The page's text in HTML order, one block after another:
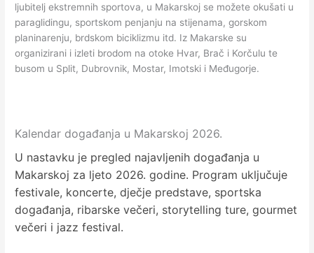
ljubitelj ekstremnih sportova, u Makarskoj se možete okušati u
paraglidingu, sportskom penjanju na stijenama, gorskom
planinarenju, brdskom biciklizmu itd. Iz Makarske su
organizirani i izleti brodom na otoke Hvar, Brač i Korčulu te
busom u Split, Dubrovnik, Mostar, Imotski i Međugorje.
Kalendar događanja u Makarskoj 2026.
U nastavku je pregled najavljenih događanja u
Makarskoj za ljeto 2026. godine. Program uključuje
festivale, koncerte, dječje predstave, sportska
događanja, ribarske večeri, storytelling ture, gourmet
večeri i jazz festival.